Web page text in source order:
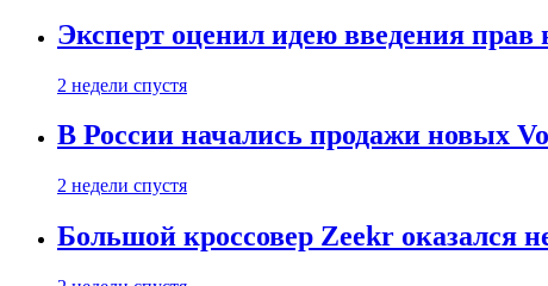
Эксперт оценил идею введения прав
2 недели спустя
В России начались продажи новых
2 недели спустя
Большой кроссовер Zeekr оказался